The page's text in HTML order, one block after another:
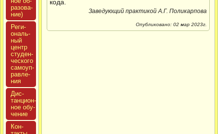
ра­зова­
ние)
Реги­
ональ­
ный
центр
сту­ден­
ческо­го
са­мо­уп­
равле­
ния
Дис­
танци­он­
ное обу­
чение
Кон­
кода.
Заведующий практикой А.Г. Поликарпова
Опубликовано: 02 мар 2023г.